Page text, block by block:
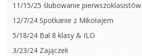
11/15/25 ślubowanie pierwszoklasistów
12/7/24 Spotkanie z Mikołajem
5/18/24 Bal 8 klasy & ILO
3/23/24 Zajączek